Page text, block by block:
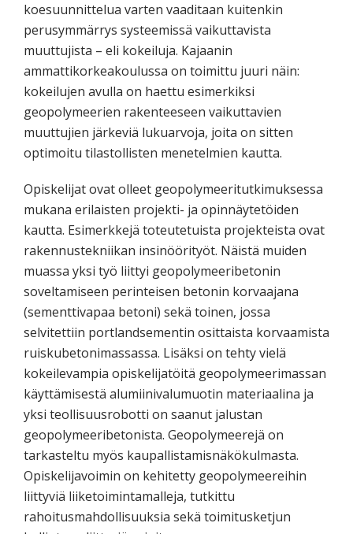
koesuunnittelua varten vaaditaan kuitenkin
perusymmärrys systeemissä vaikuttavista
muuttujista – eli kokeiluja. Kajaanin
ammattikorkeakoulussa on toimittu juuri näin:
kokeilujen avulla on haettu esimerkiksi
geopolymeerien rakenteeseen vaikuttavien
muuttujien järkeviä lukuarvoja, joita on sitten
optimoitu tilastollisten menetelmien kautta.
Opiskelijat ovat olleet geopolymeeritutkimuksessa
mukana erilaisten projekti- ja opinnäytetöiden
kautta. Esimerkkejä toteutetuista projekteista ovat
rakennustekniikan insinöörityöt. Näistä muiden
muassa yksi työ liittyi geopolymeeribetonin
soveltamiseen perinteisen betonin korvaajana
(sementtivapaa betoni) sekä toinen, jossa
selvitettiin portlandsementin osittaista korvaamista
ruiskubetonimassassa. Lisäksi on tehty vielä
kokeilevampia opiskelijatöitä geopolymeerimassan
käyttämisestä alumiinivalumuotin materiaalina ja
yksi teollisuusrobotti on saanut jalustan
geopolymeeribetonista. Geopolymeerejä on
tarkasteltu myös kaupallistamisnäkökulmasta.
Opiskelijavoimin on kehitetty geopolymeereihin
liittyviä liiketoimintamalleja, tutkittu
rahoitusmahdollisuuksia sekä toimitusketjun